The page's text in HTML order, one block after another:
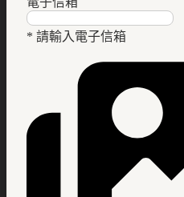
* 請輸入電子信箱